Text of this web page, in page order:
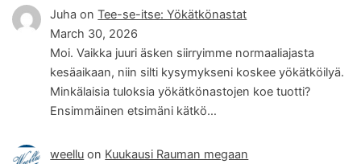
Juha onTee-se-itse: Yökätkönastat
March 30, 2026
Moi. Vaikka juuri äsken siirryimme normaaliajasta
kesäaikaan, niin silti kysymykseni koskee yökätköilyä.
Minkälaisia tuloksia yökätkönastojen koe tuotti?
Ensimmäinen etsimäni kätkö…
weellu on Kuukausi Rauman megaan